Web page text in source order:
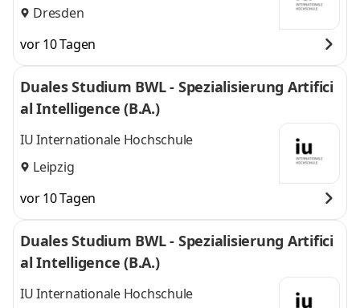
Dresden
vor 10 Tagen
Duales Studium BWL - Spezialisierung Artifici
al Intelligence (B.A.)
IU Internationale Hochschule
Leipzig
vor 10 Tagen
Duales Studium BWL - Spezialisierung Artifici
al Intelligence (B.A.)
IU Internationale Hochschule